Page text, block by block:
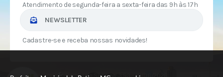
Atendimento de segunda-feira a sexta-feira das 9h às 17h
NEWSLETTER
Cadastre-se e receba nossas novidades!